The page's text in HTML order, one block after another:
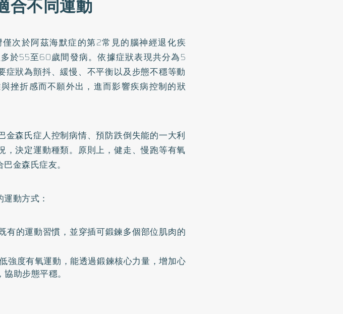
合不同運動
次於阿茲海默症的第2常見的腦神經退化疾
於55至60歲間發病。依據症狀表現共分為5
症狀為顫抖、緩慢、不平衡以及步態不穩等動
挫折感而不願外出，進而影響疾病控制的狀
金森氏症人控制病情、預防跌倒失能的一大利
，決定運動種類。原則上，健走、慢跑等有氧
金森氏症友。
動方式：
有的運動習慣，並穿插可鍛鍊多個部位肌肉的
強度有氧運動，能透過鍛鍊核心力量，增加心
助步態平穩。